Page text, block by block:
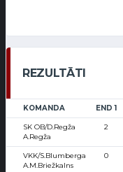
REZULTĀTI
KOMANDA END 1
SK OB/D.Regža
A.Regža
2
VKK/S.Blumberga
A.M.Briežkalns
0